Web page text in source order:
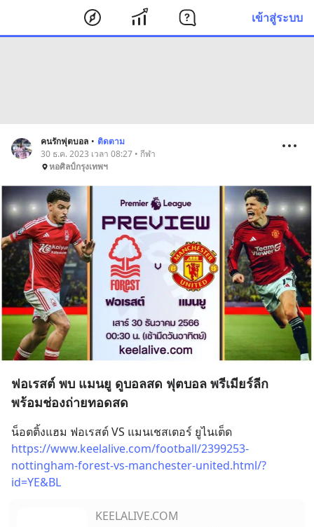
เข้าสู่ระบบ
คนรักฟุตบอล • ติดตาม
30 ธ.ค. 2023 เวลา 08:27 • กีฬา
หอศิลป์กรุงเทพฯ
ฟอเรสต์ พบ แมนยู ดูบอลสด ฟุตบอล พรีเมียร์ลีก
พร้อมช่องถ่ายทอดสด
น็อตติ้งแฮม ฟอเรสต์ VS แมนเชสเตอร์ ยูไนเต็ด
https://www.keelalive.com/football/2399253-
nottingham-forest-vs-manchester-united.html/?
id=YE&BL
KEELALIVE.COM